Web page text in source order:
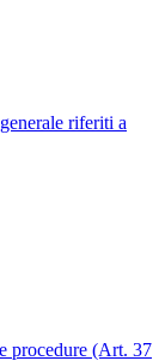
riferiti a
procedure (Art. 37